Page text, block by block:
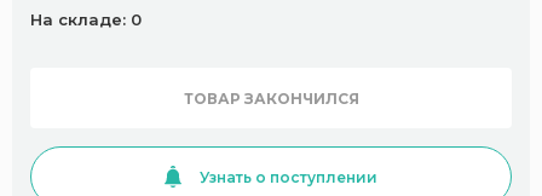
На складе: 0
ТОВАР ЗАКОНЧИЛСЯ
Узнать о поступлении